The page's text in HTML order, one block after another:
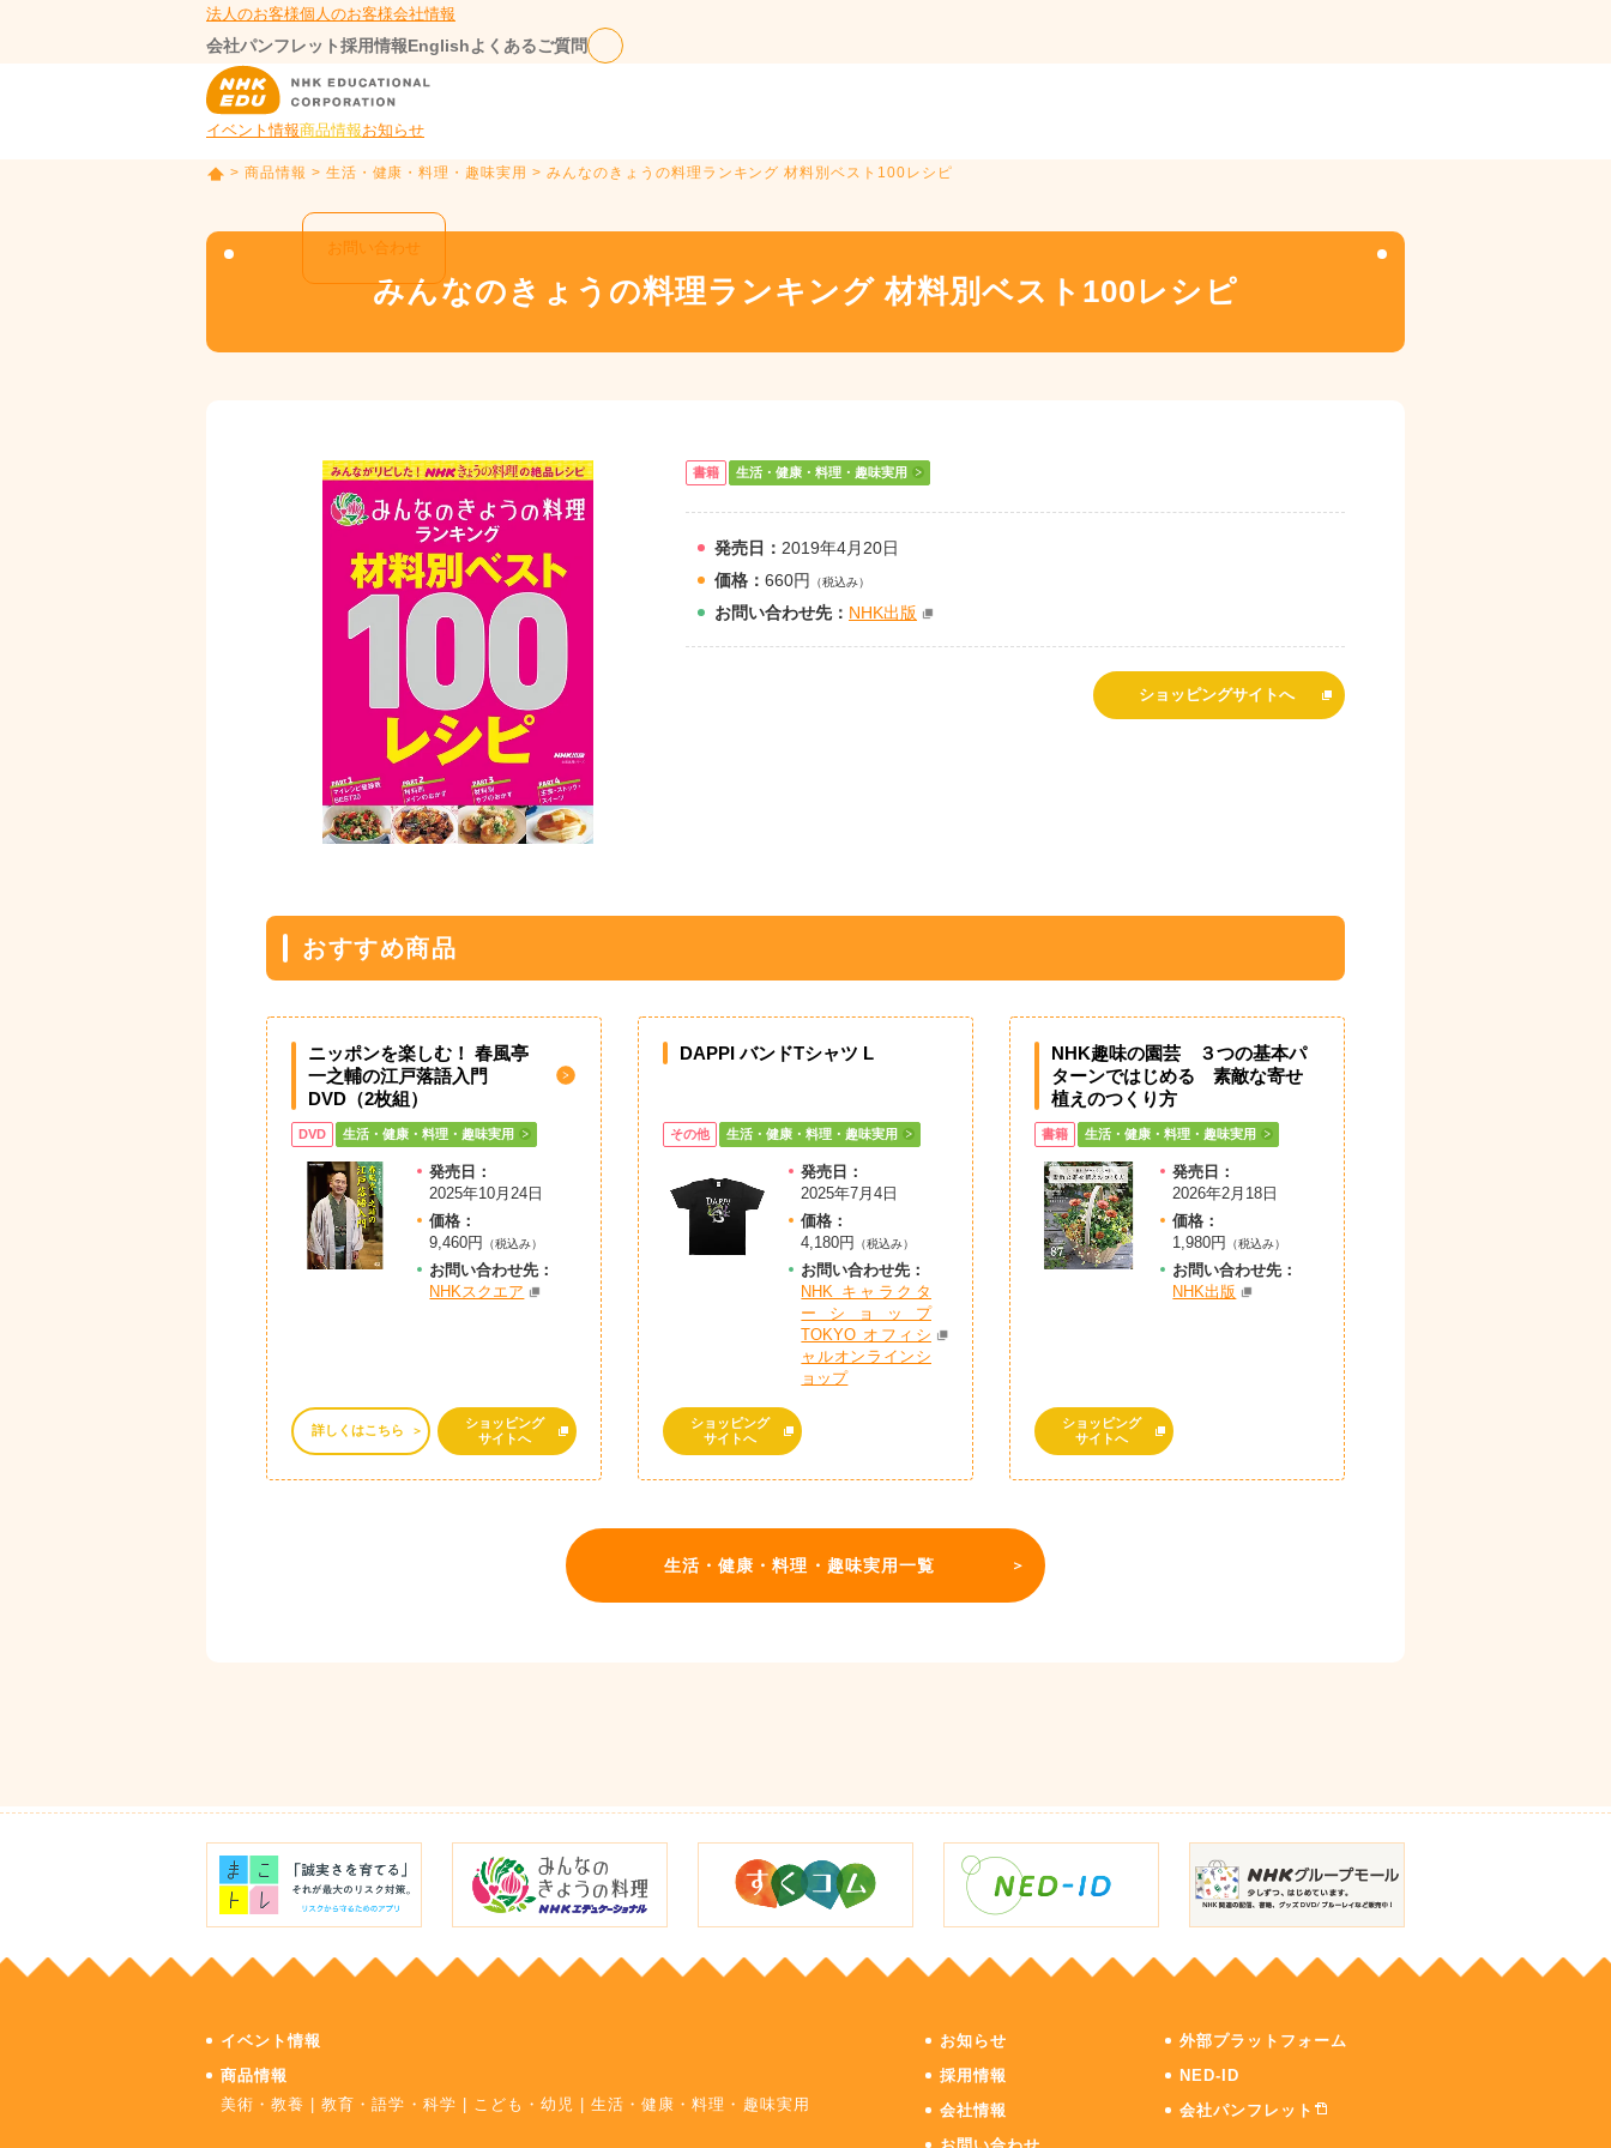
法人のお客様個人のお客様会社情報
会社パンフレット採用情報Englishよくあるご質問
イベント情報商品情報お知らせ
お問い合わせ
P
> 商品情報 > 生活・健康・料理・趣味実用 > みんなのきょうの料理ランキング 材料別ベスト100レシピ
みんなのきょうの料理ランキング 材料別ベスト100レシピ
書籍 生活・健康・料理・趣味実用
発売日： 2019年4月20日
価格： 660円 （税込み）
お問い合わせ先： NHK出版
ショッピングサイトへ
おすすめ商品
ニッポンを楽しむ！ 春風亭
一之輔の江戸落語入門
DVD（2枚組）
DVD 生活・健康・料理・趣味実用
発売日：
2025年10月24日
価格：
9,460円
（税込み）
お問い合わせ先：
NHKスクエア
詳しくはこちら
ショッピング
サイトへ
DAPPI バンドTシャツ L
その他 生活・健康・料理・趣味実用
発売日：
2025年7月4日
価格：
4,180円
（税込み）
お問い合わせ先：
NHK キャラクタ
ーショップ
TOKYO オフィシ
ャルオンラインシ
ョップ
ショッピング
サイトへ
NHK趣味の園芸 ３つの基本パ
ターンではじめる 素敵な寄せ
植えのつくり方
書籍 生活・健康・料理・趣味実用
発売日：
2026年2月18日
価格：
1,980円
（税込み）
お問い合わせ先：
NHK出版
ショッピング
サイトへ
生活・健康・料理・趣味実用一覧
イベント情報
商品情報
美術・教養
|教育・語学・科学 こども・幼児 |生活・健康・料理・趣味実用
お知らせ
採用情報
会社情報
外部プラットフォーム
NED-ID
会社パンフレット